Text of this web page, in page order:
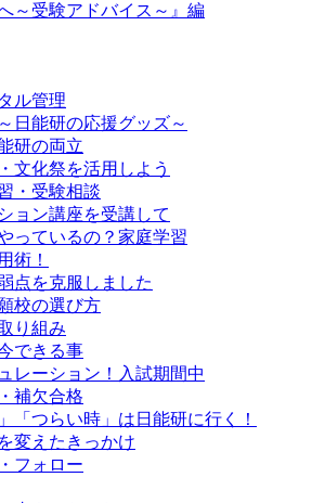
～受験アドバイス～』編
ル管理
日能研の応援グッズ～
研の両立
文化祭を活用しよう
・受験相談
ョン講座を受講して
っているの？家庭学習
術！
点を克服しました
校の選び方
り組み
できる事
レーション！入試期間中
補欠合格
「つらい時」は日能研に行く！
変えたきっかけ
フォロー